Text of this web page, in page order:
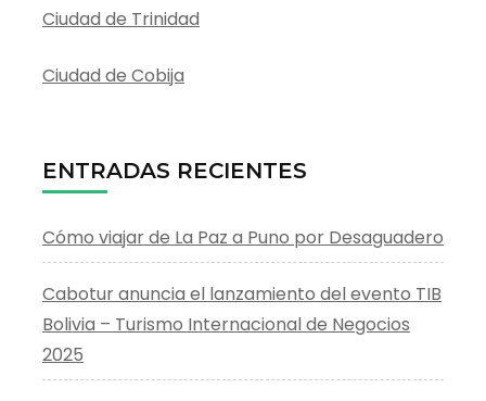
Ciudad de Trinidad
Ciudad de Cobija
ENTRADAS RECIENTES
Cómo viajar de La Paz a Puno por Desaguadero
Cabotur anuncia el lanzamiento del evento TIB
Bolivia – Turismo Internacional de Negocios
2025